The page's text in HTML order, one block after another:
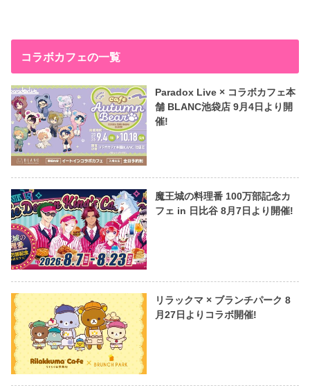
コラボカフェの一覧
Paradox Live × コラボカフェ本
舗 BLANC池袋店 9月4日より開
催!
魔王城の料理番 100万部記念カ
フェ in 日比谷 8月7日より開催!
リラックマ × ブランチパーク 8
月27日よりコラボ開催!